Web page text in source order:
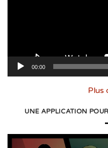
00:00
Plus
UNE APPLICATION